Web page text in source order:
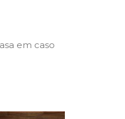
em caso